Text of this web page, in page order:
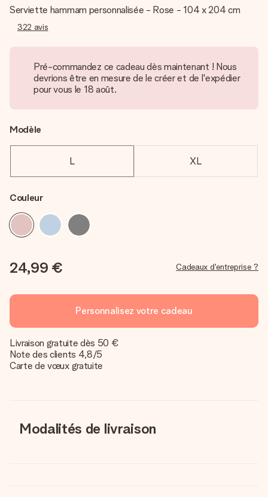
Serviette hammam personnalisée - Rose - 104 x 204 cm
322 avis
Pré-commandez ce cadeau dès maintenant ! Nous
devrions être en mesure de le créer et de l'expédier
pour vous le 18 août.
Modèle
L XL
Couleur
24,99 € Cadeaux d'entreprise ?
Personnalisez votre cadeau
Livraison gratuite dès 50 €
Note des clients 4,8/5
Carte de vœux gratuite
Modalités de livraison